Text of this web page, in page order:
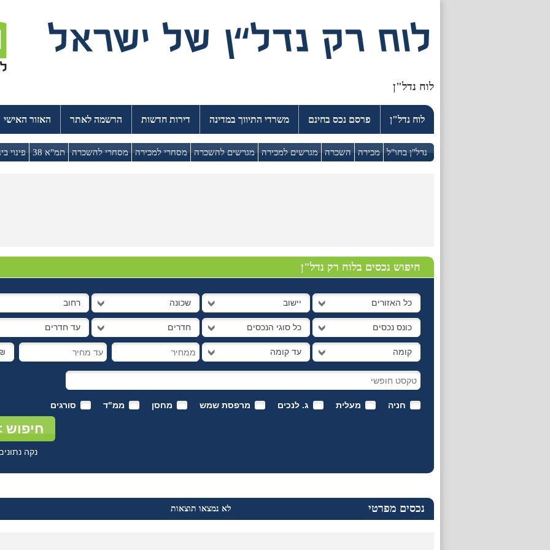
לוח נדל"ן
לוח נדל"ן פרסם נכס בחינם משרדי התיווך במדינה דירות חדשות הרשמה לאתר האזור האישי
נדל"ן בחו"ל מכירה השכרה מגרשים למכירה מגרשים להשכרה מסחרי למכירה מסחרי להשכרה תמ"א 38 פינוי
חיפוש נכסים בלוח רק נדל"ן
כל האזורים יישוב שכונה רחוב
כונס נכסים כל סוגי הנכסים חדרים עד חדרים
קומה עד קומה
חניה מעלית ג. לנכים מרפסת שמש מחסן ממ"ד סורגים
נקה
נכסים מפרטי לא נמצאו תוצאות